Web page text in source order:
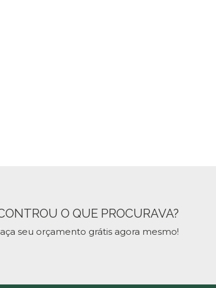
O QUE PROCURAVA?
seu orçamento grátis agora mesmo!